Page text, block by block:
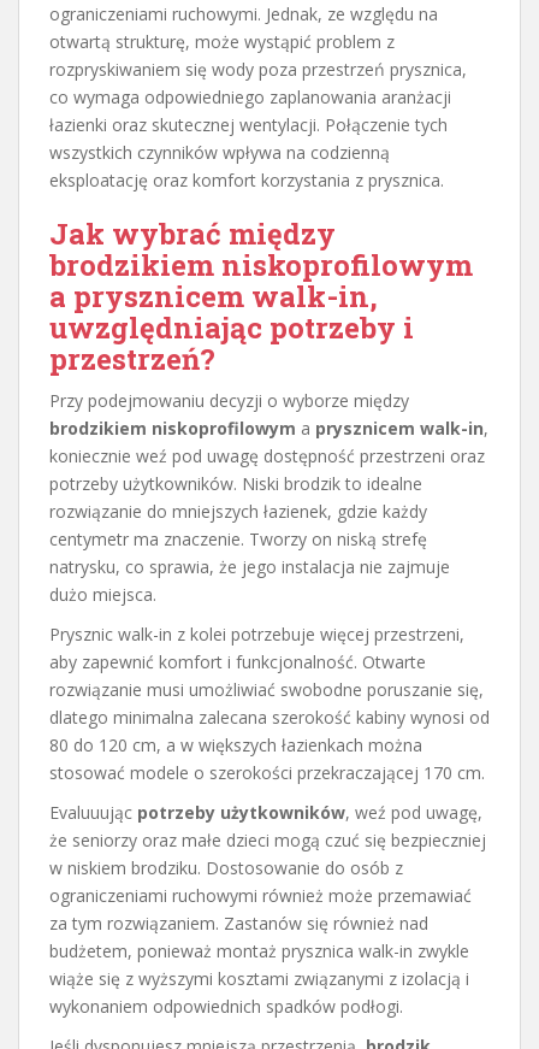
ograniczeniami ruchowymi. Jednak, ze względu na
otwartą strukturę, może wystąpić problem z
rozpryskiwaniem się wody poza przestrzeń prysznica,
co wymaga odpowiedniego zaplanowania aranżacji
łazienki oraz skutecznej wentylacji. Połączenie tych
wszystkich czynników wpływa na codzienną
eksploatację oraz komfort korzystania z prysznica.
Jak wybrać między
brodzikiem niskoprofilowym
a prysznicem walk-in,
uwzględniając potrzeby i
przestrzeń?
Przy podejmowaniu decyzji o wyborze między
brodzikiem niskoprofilowym a prysznicem walk-in,
koniecznie weź pod uwagę dostępność przestrzeni oraz
potrzeby użytkowników. Niski brodzik to idealne
rozwiązanie do mniejszych łazienek, gdzie każdy
centymetr ma znaczenie. Tworzy on niską strefę
natrysku, co sprawia, że jego instalacja nie zajmuje
dużo miejsca.
Prysznic walk-in z kolei potrzebuje więcej przestrzeni,
aby zapewnić komfort i funkcjonalność. Otwarte
rozwiązanie musi umożliwiać swobodne poruszanie się,
dlatego minimalna zalecana szerokość kabiny wynosi od
80 do 120 cm, a w większych łazienkach można
stosować modele o szerokości przekraczającej 170 cm.
Evaluuując potrzeby użytkowników, weź pod uwagę,
że seniorzy oraz małe dzieci mogą czuć się bezpieczniej
w niskiem brodziku. Dostosowanie do osób z
ograniczeniami ruchowymi również może przemawiać
za tym rozwiązaniem. Zastanów się również nad
budżetem, ponieważ montaż prysznica walk-in zwykle
wiąże się z wyższymi kosztami związanymi z izolacją i
wykonaniem odpowiednich spadków podłogi.